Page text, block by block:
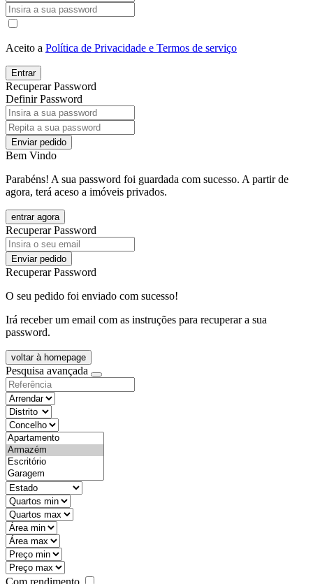
Aceito a Política de Privacidade e Termos de serviço
Entrar
Recuperar Password
Definir Password
Enviar pedido
Bem Vindo
Parabéns! A sua password foi guardada com sucesso. A partir de
agora, terá aceso a imóveis privados.
entrar agora
Recuperar Password
Enviar pedido
Recuperar Password
O seu pedido foi enviado com sucesso!
Irá receber um email com as instruções para recuperar a sua
password.
voltar à homepage
Pesquisa avançada
objective
districtId
countyId
types
state
mintypo
maxtypo
minarea
maxarea
minprice
maxprice
Com rendimento